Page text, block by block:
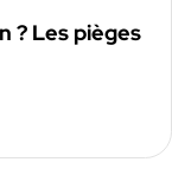
? Les pièges